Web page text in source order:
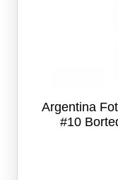
Argentina
#10